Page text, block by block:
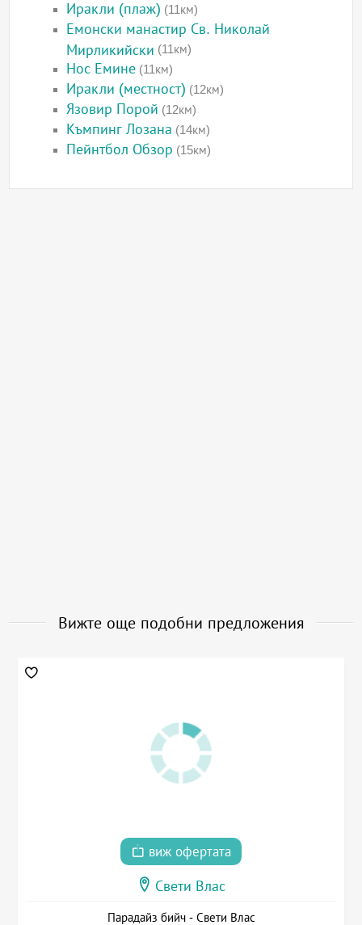
Иракли (плаж) (11км)
Емонски манастир Св. Николай
Мирликийски (11км)
Нос Емине (11км)
Иракли (местност) (12км)
Язовир Порой (12км)
Къмпинг Лозана (14км)
Пейнтбол Обзор (15км)
Вижте още подобни предложения
виж офертата
Свети Влас
Парадайз бийч - Свети Влас